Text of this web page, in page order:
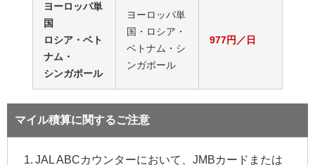
ヨーロッパ単
国
ロシア・ベト
ナム・
シンガポール
ヨーロッパ単
国・ロシア・
ベトナム・シ
ンガポール
977円／日
マイル積算に関するご注意
JAL ABCカウンターにおいて、JMBカードまたは